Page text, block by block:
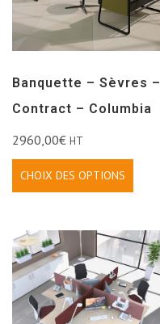
Banquette – Sèvres –
Contract – Columbia
2960,00€ HT
CHOIX DES OPTIONS